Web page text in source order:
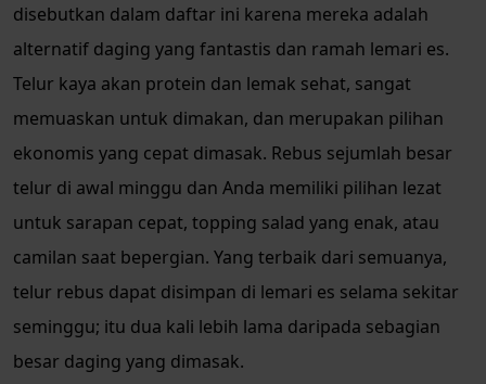
disebutkan dalam daftar ini karena mereka adalah
alternatif daging yang fantastis dan ramah lemari es.
Telur kaya akan protein dan lemak sehat, sangat
memuaskan untuk dimakan, dan merupakan pilihan
ekonomis yang cepat dimasak. Rebus sejumlah besar
telur di awal minggu dan Anda memiliki pilihan lezat
untuk sarapan cepat, topping salad yang enak, atau
camilan saat bepergian. Yang terbaik dari semuanya,
telur rebus dapat disimpan di lemari es selama sekitar
seminggu; itu dua kali lebih lama daripada sebagian
besar daging yang dimasak.